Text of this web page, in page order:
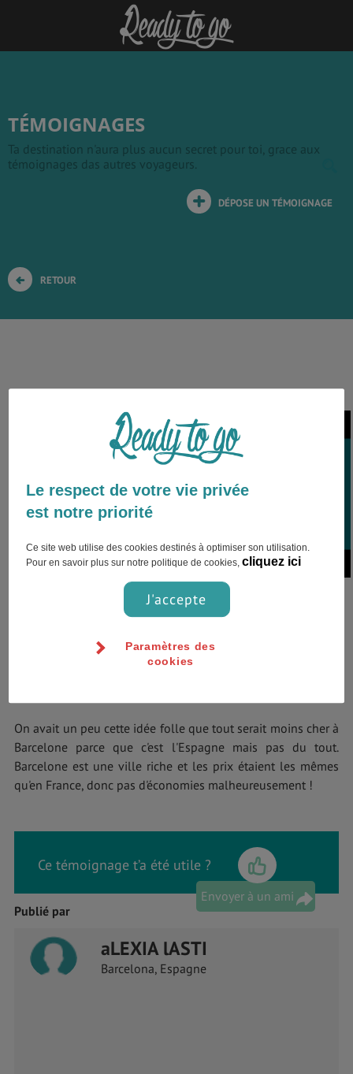
TÉMOIGNAGES
Ta destination n'aura plus aucun secret pour toi, grace aux
témoignages das autres voyageurs.
DÉPOSE UN TÉMOIGNAGE
RETOUR
Barcelona,Espagne
On avait un peu cette idée folle
que tout serait moins cher à
Barcelone parce que c'est
l'Espagne ma...
On avait un peu cette idée folle que tout serait moins cher à
Barcelone parce que c'est l'Espagne mais pas du tout.
Barcelone est une ville riche et les prix étaient les mêmes
qu'en France, donc pas d'économies malheureusement !
Ce témoignage t’a été utile ?
Envoyer à un ami
Publié par
aLEXIA lASTI
Barcelona, Espagne
Le respect de votre vie privée
est notre priorité
Ce site web utilise des cookies destinés à optimiser son utilisation.
Pour en savoir plus sur notre politique de cookies,cliquez ici
J'accepte
Paramètres des
cookies